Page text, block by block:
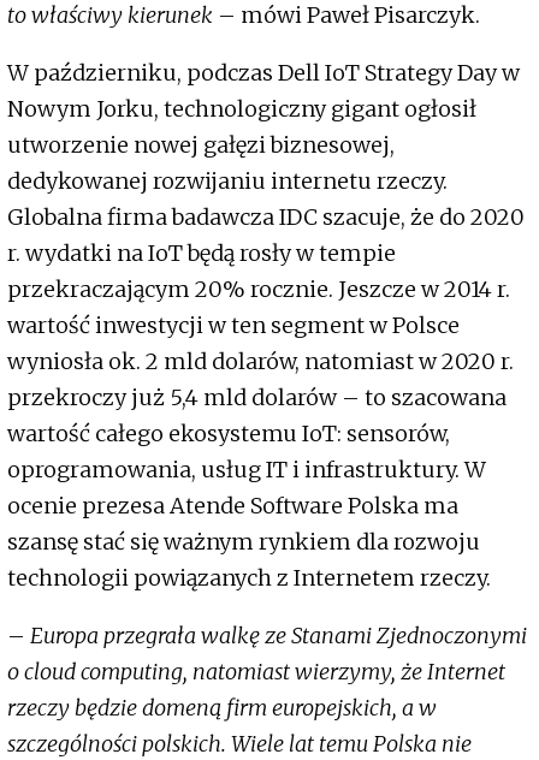
to właściwy kierunek – mówi Paweł Pisarczyk.
W październiku, podczas Dell IoT Strategy Day w
Nowym Jorku, technologiczny gigant ogłosił
utworzenie nowej gałęzi biznesowej,
dedykowanej rozwijaniu internetu rzeczy.
Globalna firma badawcza IDC szacuje, że do 2020
r. wydatki na IoT będą rosły w tempie
przekraczającym 20% rocznie. Jeszcze w 2014 r.
wartość inwestycji w ten segment w Polsce
wyniosła ok. 2 mld dolarów, natomiast w 2020 r.
przekroczy już 5,4 mld dolarów – to szacowana
wartość całego ekosystemu IoT: sensorów,
oprogramowania, usług IT i infrastruktury. W
ocenie prezesa Atende Software Polska ma
szansę stać się ważnym rynkiem dla rozwoju
technologii powiązanych z Internetem rzeczy.
– Europa przegrała walkę ze Stanami Zjednoczonymi
o cloud computing, natomiast wierzymy, że Internet
rzeczy będzie domeną firm europejskich, a w
szczególności polskich. Wiele lat temu Polska nie